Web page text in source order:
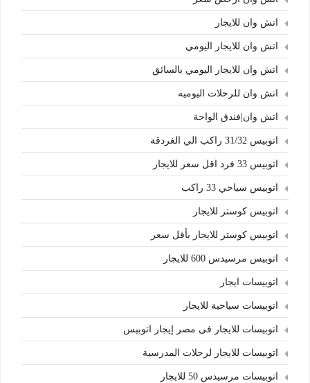
اتش وان للايجار
اتش وان للايجار اليومي
اتش وان للايجار اليومي بالسائق
اتش وان للرحلات اليوميه
اتش وان|فندق الواحة
اتوبيس 31/32 راكب الي الغردقة
اتوبيس 33 فرد اقل سعر للايجار
اتوبيس سياحي 33 راكب
اتوبيس كوستر للايجار
اتوبيس كوستر للايجار بأقل سعر
اتوبيس مرسيدس 600 للايجار
اتوبيسات ايجار
اتوبيسات سياحية للايجار
اتوبيسات للايجار فى مصر إيجار اتوبيس
اتوبيسات للايجار لرحلات المدرسية
اتوبيسات مرسيدس 50 للايجار